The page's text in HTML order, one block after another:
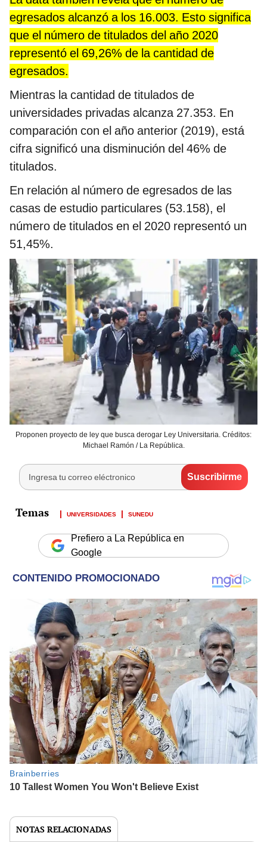
egresados alcanzó a los 16.003. Esto significa
que el número de titulados del año 2020
representó el 69,26% de la cantidad de
egresados.
Mientras la cantidad de titulados de
universidades privadas alcanza 27.353. En
comparación con el año anterior (2019), está
cifra significó una disminución del 46% de
titulados.
En relación al número de egresados de las
casas de estudio particulares (53.158), el
número de titulados en el 2020 representó un
51,45%.
Proponen proyecto de ley que busca derogar Ley Universitaria. Créditos:
Michael Ramón / La República.
UNIVERSIDADES SUNEDU
Prefiero a La República en
Google
NOTAS RELACIONADAS